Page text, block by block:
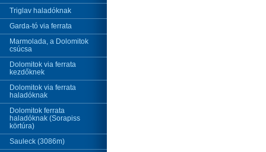
Triglav haladóknak
Garda-tó via ferrata
Marmolada, a Dolomitok
csúcsa
Dolomitok via ferrata
kezdőknek
Dolomitok via ferrata
haladóknak
Dolomitok ferrata
haladóknak (Sorapiss
körtúra)
Sauleck (3086m)